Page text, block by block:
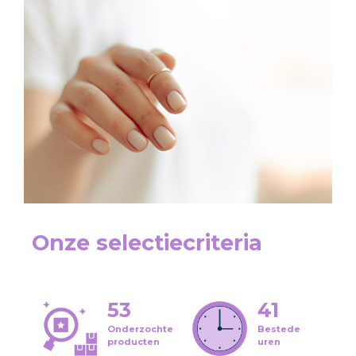
Onze selectiecriteria
53
Onderzochte
producten
41
Bestede
uren